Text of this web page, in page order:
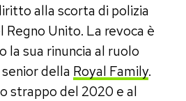
alla scorta di polizia
Unito. La revoca è
sua rinuncia al ruolo
della Royal Family.
strappo del 2020 e al